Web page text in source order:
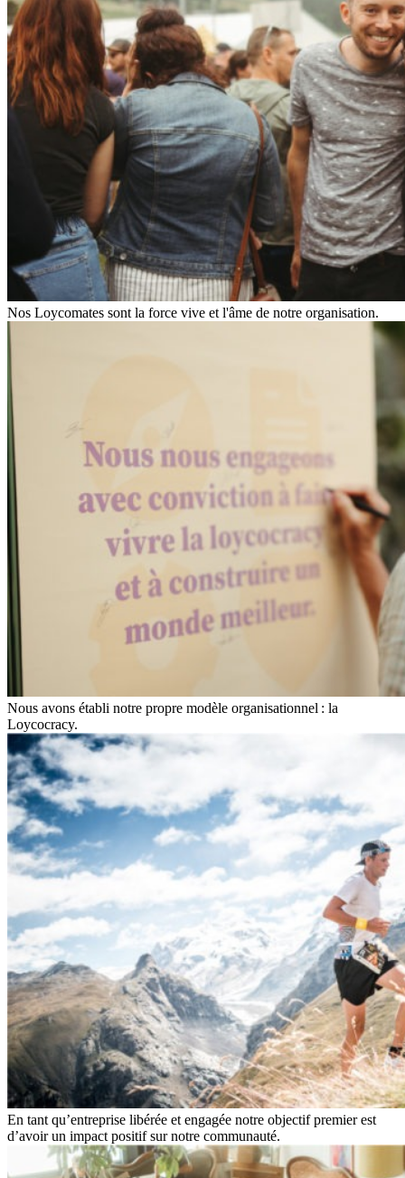
Nos Loycomates sont la force vive et l'âme de notre organisation.
Nous avons établi notre propre modèle organisationnel : la
Loycocracy.
En tant qu’entreprise libérée et engagée notre objectif premier est
d’avoir un impact positif sur notre communauté.